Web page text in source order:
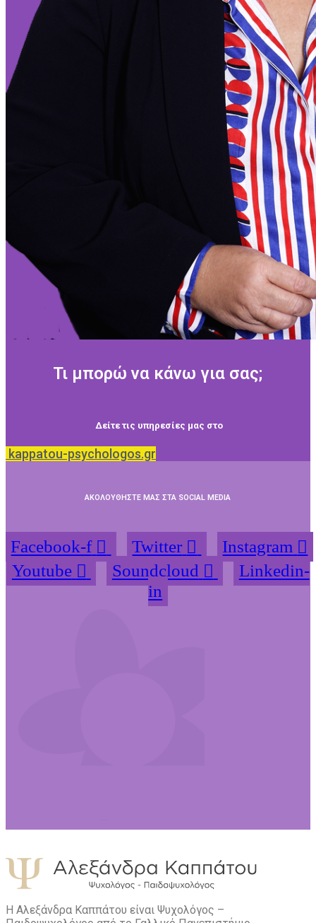
Τι μπορώ να κάνω για σας;
Δείτε τις υπηρεσίες μας στο
kappatou-psychologos.gr
ΑΚΟΛΟΥΘΗΣΤΕ ΜΑΣ ΣΤΑ SOCIAL MEDIA
Facebook-f Twitter
Instagram
Youtube
Soundcloud
Linkedin-
in
Η Αλεξάνδρα Καππάτου είναι Ψυχολόγος –